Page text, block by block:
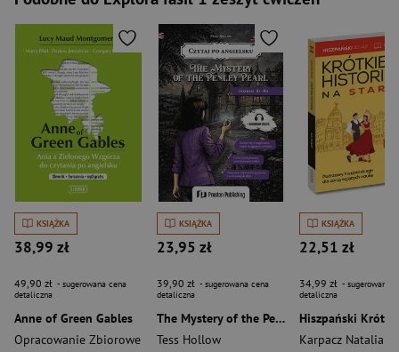
KSIĄŻKA
38,99 zł
49,90 zł - sugerowana cena
detaliczna
Anne of Green Gables
Opracowanie Zbiorowe
KSIĄŻKA
23,95 zł
39,90 zł - sugerowana cena
detaliczna
The Mystery of the Penley Pearl. Czytaj po angielsku
Tess Hollow
KSIĄŻKA
22,51 zł
34,99 zł - sugerowana
detaliczna
Karpacz Natalia